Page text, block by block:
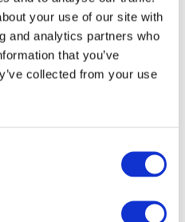
your use of our site with
and analytics partners who
that you’ve
collected from your use